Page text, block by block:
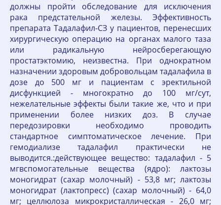
должны пройти обследование для исключения
рака предстательной железы. Эффективность
препарата Тадалафил-СЗ у пациентов, перенесших
хирургическую операцию на органах малого таза
или радикальную нейросберегающую
простатэктомию, неизвестна. При однократном
назначении здоровым добровольцам тадалафила в
дозе до 500 мг и пациентам с эректильной
дисфункцией - многократно до 100 мг/сут,
нежелательные эффекты были такие же, что и при
применении более низких доз. В случае
передозировки необходимо проводить
стандартное симптоматическое лечение. При
гемодиализе тадалафил практически не
выводится.:действующее вещество: тадалафил - 5
мгвспомогательные вещества (ядро): лактозы
моногидрат (сахар молочный) - 53,8 мг; лактозы
моногидрат (лактопресс) (сахар молочный) - 64,0
мг; целлюлоза микрокристаллическая - 26,0 мг;